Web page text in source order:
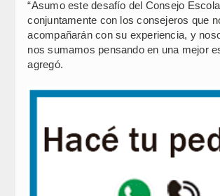
“Asumo este desafío del Consejo
conjuntamente con los consejeros que
acompañarán con su experiencia, y
nos sumamos pensando en una mejor
agregó.